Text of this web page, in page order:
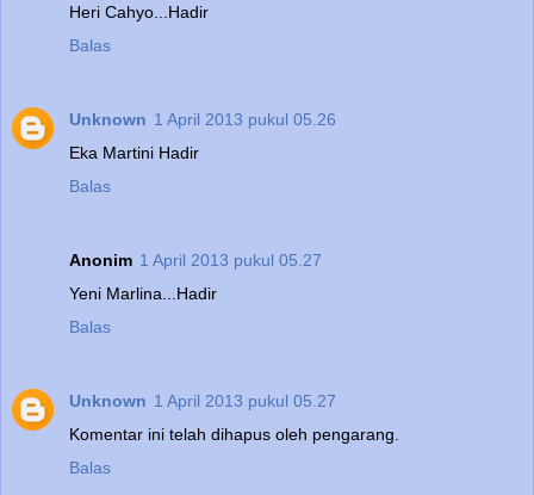
Heri Cahyo...Hadir
Balas
Unknown 1 April 2013 pukul 05.26
Eka Martini Hadir
Balas
Anonim 1 April 2013 pukul 05.27
Yeni Marlina...Hadir
Balas
Unknown 1 April 2013 pukul 05.27
Komentar ini telah dihapus oleh pengarang.
Balas